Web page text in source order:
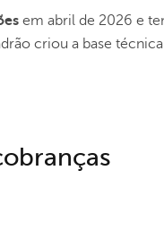
em abril de 2026 e
criou a base